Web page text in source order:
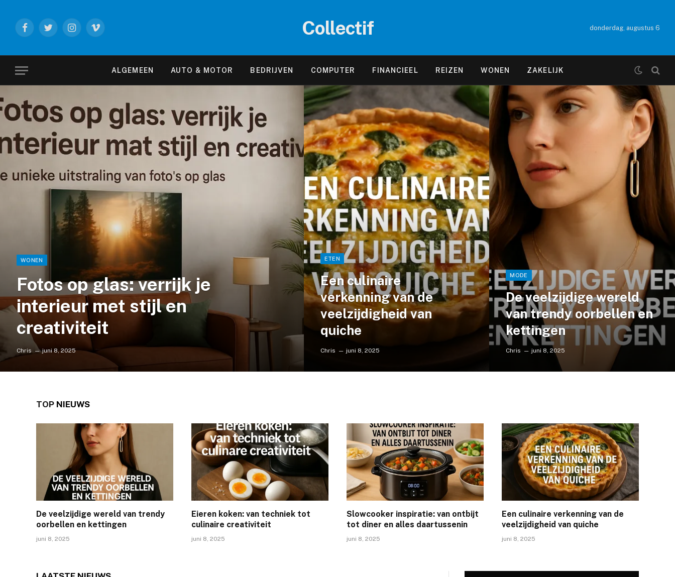
FacebookTwitterInstagram
Vimeo Collectif donderdag, augustus 6
ALGEMEEN AUTO & MOTOR BEDRIJVEN COMPUTER FINANCIEEL REIZEN WONEN ZAKELIJK
WONEN
Fotos op glas: verrijk je
interieur met stijl en
creativiteit
Chris juni 8, 2025
ETEN
Een culinaire
verkenning van de
veelzijdigheid van
quiche
Chris juni 8, 2025
MODE
De veelzijdige wereld
van trendy oorbellen en
kettingen
Chris juni 8, 2025
TOP NIEUWS
De veelzijdige wereld van trendy
oorbellen en kettingen
juni 8, 2025
Eieren koken: van techniek tot
culinaire creativiteit
juni 8, 2025
Slowcooker inspiratie: van ontbijt
tot diner en alles daartussenin
juni 8, 2025
Een culinaire verkenning van de
veelzijdigheid van quiche
juni 8, 2025